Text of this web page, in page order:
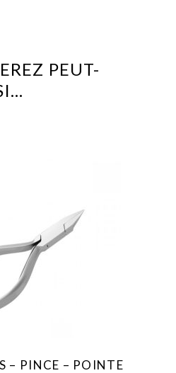
PEUT-
– PINCE – POINTE